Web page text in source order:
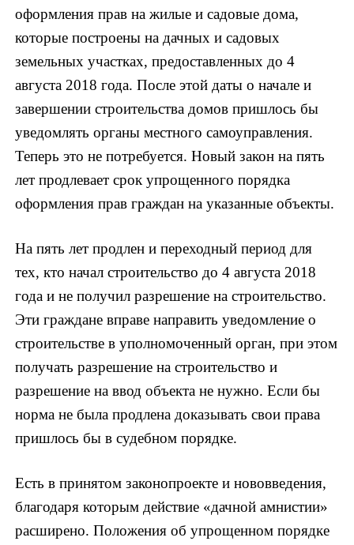
оформления прав на жилые и садовые дома,
которые построены на дачных и садовых
земельных участках, предоставленных до 4
августа 2018 года. После этой даты о начале и
завершении строительства домов пришлось бы
уведомлять органы местного самоуправления.
Теперь это не потребуется. Новый закон на пять
лет продлевает срок упрощенного порядка
оформления прав граждан на указанные объекты.
На пять лет продлен и переходный период для
тех, кто начал строительство до 4 августа 2018
года и не получил разрешение на строительство.
Эти граждане вправе направить уведомление о
строительстве в уполномоченный орган, при этом
получать разрешение на строительство и
разрешение на ввод объекта не нужно. Если бы
норма не была продлена доказывать свои права
пришлось бы в судебном порядке.
Есть в принятом законопроекте и нововведения,
благодаря которым действие «дачной амнистии»
расширено. Положения об упрощенном порядке